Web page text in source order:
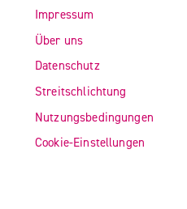
Impressum
Über uns
Datenschutz
Streitschlichtung
Nutzungsbedingungen
Cookie-Einstellungen